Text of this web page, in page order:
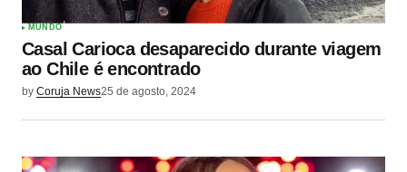
MUNDO
Casal Carioca desaparecido durante viagem
ao Chile é encontrado
by Coruja News25 de agosto, 2024